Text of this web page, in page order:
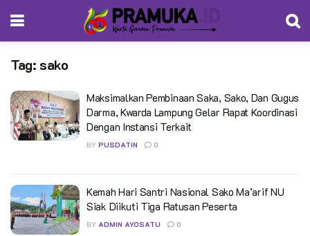
Tag: sako
Maksimalkan Pembinaan Saka, Sako, Dan Gugus
Darma, Kwarda Lampung Gelar Rapat Koordinasi
Dengan Instansi Terkait
BY PUSDATIN 0
Kemah Hari Santri Nasional Sako Ma’arif NU
Siak Diikuti Tiga Ratusan Peserta
BY ADMIN AYOSATU 0